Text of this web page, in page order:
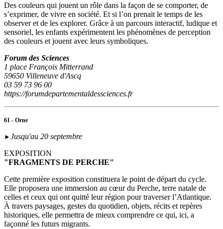
Des couleurs qui jouent un rôle dans la façon de se comporter, de
s’exprimer, de vivre en société. Et si l’on prenait le temps de les
observer et de les explorer. Grâce à un parcours interactif, ludique et
sensoriel, les enfants expérimentent les phénomènes de perception
des couleurs et jouent avec leurs symboliques.
Forum des Sciences
1 place François Mitterrand
59650 Villeneuve d'Ascq
03 59 73 96 00
https://forumdepartementaldessciences.fr
61 - Orne
► Jusqu'au 20 septembre
EXPOSITION
"FRAGMENTS DE PERCHE"
Cette première exposition constituera le point de départ du cycle.
Elle proposera une immersion au cœur du Perche, terre natale de
celles et ceux qui ont quitté leur région pour traverser l’Atlantique.
À travers paysages, gestes du quotidien, objets, récits et repères
historiques, elle permettra de mieux comprendre ce qui, ici, a
façonné les futurs migrants.